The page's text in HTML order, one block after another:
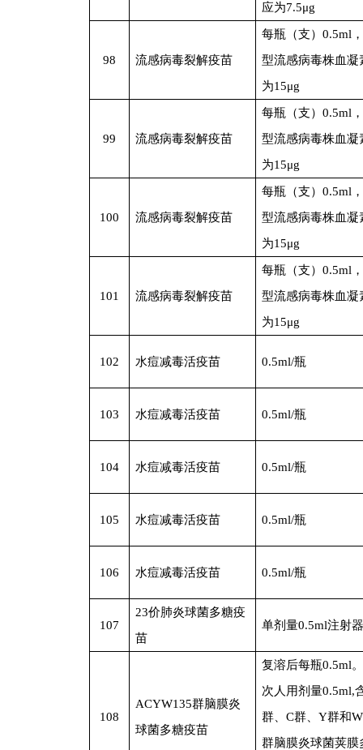
应为7.5μg
98 流感病毒裂解疫苗
每瓶（支）0.5ml
型流感病毒株血凝
为15μg
99 流感病毒裂解疫苗
每瓶（支）0.5ml
型流感病毒株血凝
为15μg
100 流感病毒裂解疫苗
每瓶（支）0.5ml
型流感病毒株血凝
为15μg
101 流感病毒裂解疫苗
每瓶（支）0.5ml
型流感病毒株血凝
为15μg
102 水痘减毒活疫苗 0.5ml/瓶
103 水痘减毒活疫苗 0.5ml/瓶
104 水痘减毒活疫苗 0.5ml/瓶
105 水痘减毒活疫苗 0.5ml/瓶
106 水痘减毒活疫苗 0.5ml/瓶
107
23价肺炎球菌多糖疫
苗
单剂量0.5ml注射
108
ACYW135群脑膜炎
球菌多糖疫苗
复溶后每瓶0.5ml
次人用剂量0.5ml,
群、C群、Y群和
群脑膜炎球菌荚膜